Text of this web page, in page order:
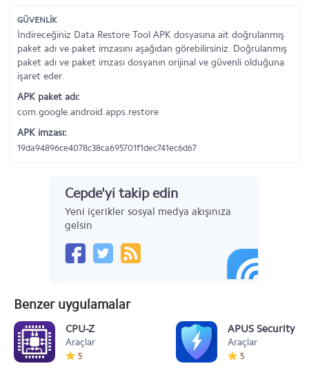
GÜVENLİK
İndireceğiniz Data Restore Tool APK dosyasına ait doğrulanmış
paket adı ve paket imzasını aşağıdan görebilirsiniz. Doğrulanmış
paket adı ve paket imzası dosyanın orijinal ve güvenli olduğuna
işaret eder.
APK paket adı:
com.google.android.apps.restore
APK imzası:
19da94896ce4078c38ca695701f1dec741ec6d67
Cepde'yi takip edin
Yeni içerikler sosyal medya akışınıza
gelsin
Benzer uygulamalar
CPU-Z
Araçlar
5
APUS Security
Araçlar
5